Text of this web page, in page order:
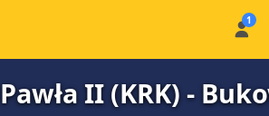
II (KRK) -